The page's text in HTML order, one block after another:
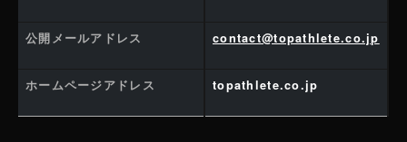
公開メールアドレス contact@topathlete.co.jp
ホームページアドレス topathlete.co.jp